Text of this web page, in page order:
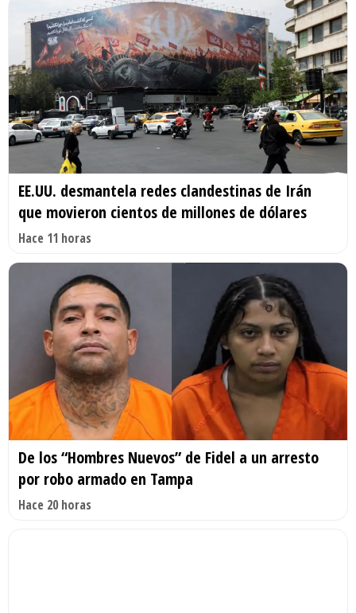
EE.UU. desmantela redes clandestinas de Irán
que movieron cientos de millones de dólares
Hace 11 horas
De los “Hombres Nuevos” de Fidel a un arresto
por robo armado en Tampa
Hace 20 horas